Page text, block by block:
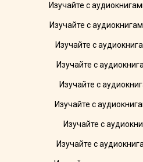
Изучайте с
Изучайте с
Изучайте с
Изучайте с
Изучайте с
Изучайте с
Изучайте с
Изучайте с